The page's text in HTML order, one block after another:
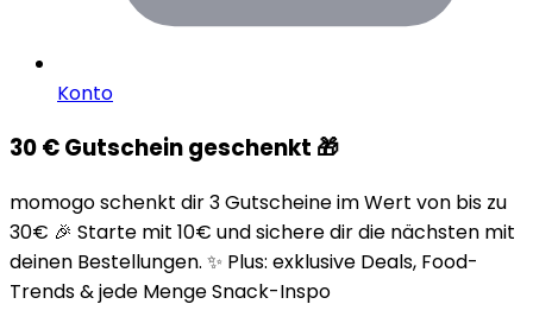
Konto
30 € Gutschein geschenkt 🎁
momogo schenkt dir 3 Gutscheine im Wert von bis zu
30€ 🎉 Starte mit 10€ und sichere dir die nächsten mit
deinen Bestellungen. ✨ Plus: exklusive Deals, Food-
Trends & jede Menge Snack-Inspo